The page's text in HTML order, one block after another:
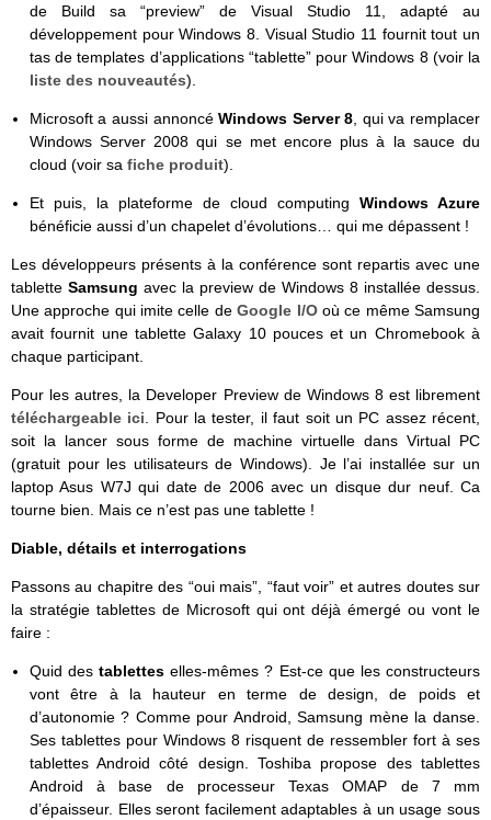
de Build sa “preview” de Visual Studio 11, adapté au
développement pour Windows 8. Visual Studio 11 fournit tout un
tas de templates d’applications “tablette” pour Windows 8 (voir la
liste des nouveautés).
Microsoft a aussi annoncéWindows Server 8 , qui va remplacer
Windows Server 2008 qui se met encore plus à la sauce du
cloud (voir sa fiche produit).
Et puis, la plateforme de cloud computing Windows Azure
bénéficie aussi d’un chapelet d’évolutions… qui me dépassent !
Les développeurs présents à la conférence sont repartis avec une
tablette Samsung avec la preview de Windows 8 installée dessus.
Une approche qui imite celle deGoogle I/Ooù ce même Samsung
avait fournit une tablette Galaxy 10 pouces et un Chromebook à
chaque participant.
Pour les autres, la Developer Preview de Windows 8 est librement
téléchargeable ici . Pour la tester, il faut soit un PC assez récent,
soit la lancer sous forme de machine virtuelle dans Virtual PC
(gratuit pour les utilisateurs de Windows). Je l’ai installée sur un
laptop Asus W7J qui date de 2006 avec un disque dur neuf. Ca
tourne bien. Mais ce n’est pas une tablette !
Diable, détails et interrogations
Passons au chapitre des “oui mais”, “faut voir” et autres doutes sur
la stratégie tablettes de Microsoft qui ont déjà émergé ou vont le
faire :
Quid destabletteselles-mêmes ? Est-ce que les constructeurs
vont être à la hauteur en terme de design, de poids et
d’autonomie ? Comme pour Android, Samsung mène la danse.
Ses tablettes pour Windows 8 risquent de ressembler fort à ses
tablettes Android côté design. Toshiba propose des tablettes
Android à base de processeur Texas OMAP de 7 mm
d’épaisseur. Elles seront facilement adaptables à un usage sous